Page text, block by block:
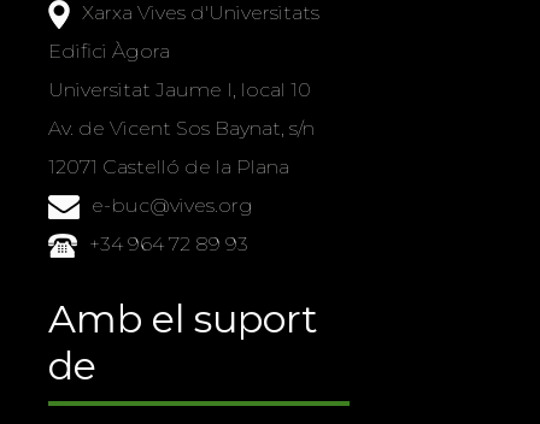
Xarxa Vives d'Universitats
Edifici Àgora
Universitat Jaume I, local 10
Av. de Vicent Sos Baynat, s/n
12071 Castelló de la Plana
e-buc@vives.org
+34 964 72 89 93
Amb el suport
de